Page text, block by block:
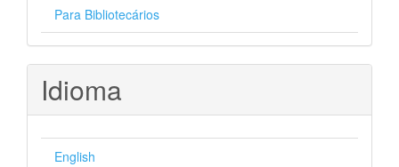
Para Bibliotecários
Idioma
English